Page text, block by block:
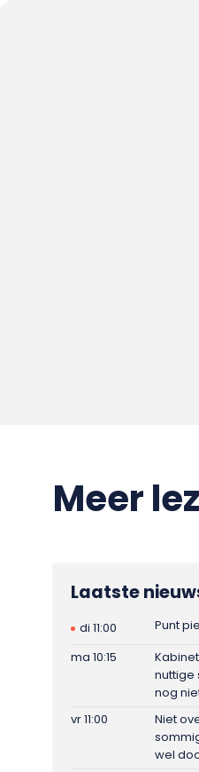
Meer
Laatste
di 11:00
Punt
ma 10:15
nuttige
nog
vr 11:00
Niet
wel